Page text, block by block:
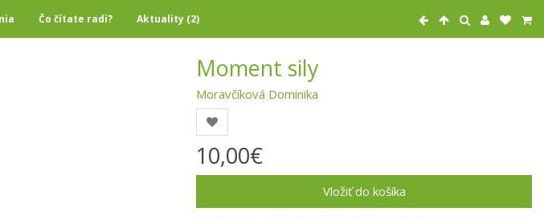
Čo čítate radi? Aktuality (2)
Moment sily
Moravčíková Dominika
10,00€
Vložiť do košíka